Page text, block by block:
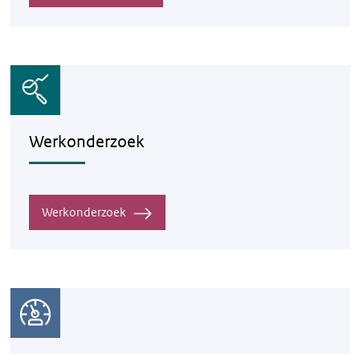
Werkonderzoek
Werkonderzoek